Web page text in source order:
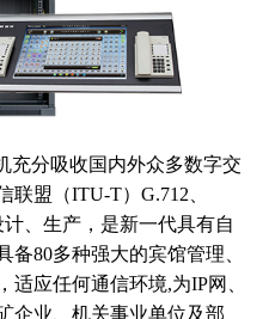
充分吸收国内外众多数字交
盟（ITU-T）G.712、
、生产，是新一代具有自
备80多种强大的宾馆管理、
适应任何通信环境,为IP网、
企业、机关事业单位及部